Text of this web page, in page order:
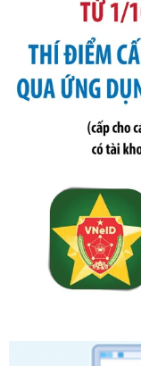
phạt vi phạm
Ngày ban hành:
Số kí hiệu:291/
Tên: Nghị định số
đổi, bổ sung một
phạt vi phạm
sung bởi Nghị
Số kí hiệu:
Tên: Quyết định
ban hành, được
Quy trình nội bộ,
chính trong một
lý của Sở Văn
Tên: Quyết định